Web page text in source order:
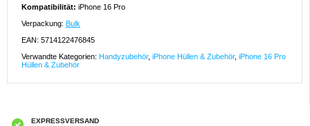
Kompatibilität: iPhone 16 Pro
Verpackung: Bulk
EAN: 5714122476845
Verwandte Kategorien: Handyzubehör, iPhone Hüllen & Zubehör, iPhone 16 Pro
Hüllen & Zubehör
EXPRESSVERSAND